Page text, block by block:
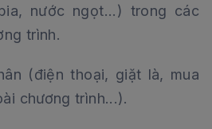
nước ngọt...) trong các
trình.
(điện thoại, giặt là, mua
chương trình...).